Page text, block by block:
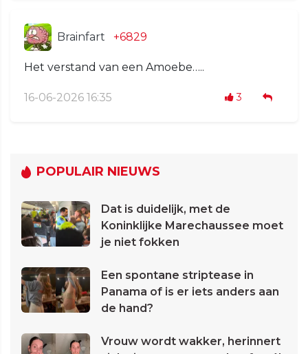
Brainfart +6829
Het verstand van een Amoebe…..
16-06-2026 16:35 3
POPULAIR NIEUWS
Dat is duidelijk, met de
Koninklijke Marechaussee moet
je niet fokken
Een spontane striptease in
Panama of is er iets anders aan
de hand?
Vrouw wordt wakker, herinnert